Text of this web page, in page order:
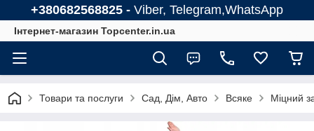
+380682568825 - Viber, Telegram,WhatsApp
Інтернет-магазин Topcenter.in.ua
Товари та послуги Сад, Дім, Авто Всяке Міцний